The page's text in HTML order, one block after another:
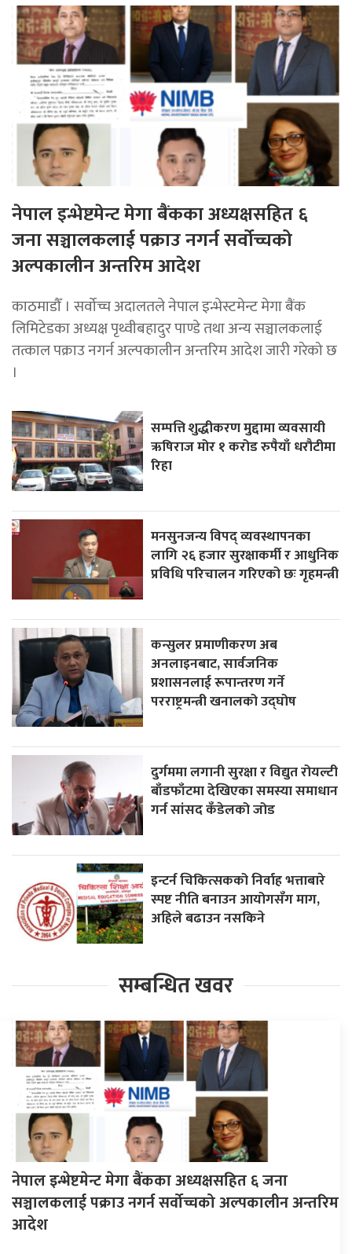
नेपाल इन्भेष्टमेन्ट मेगा बैंकका अध्यक्षसहित ६
जना सञ्चालकलाई पक्राउ नगर्न सर्वोच्चको
अल्पकालीन अन्तरिम आदेश
काठमाडौँ । सर्वोच्च अदालतले नेपाल इन्भेस्टमेन्ट मेगा बैंक
लिमिटेडका अध्यक्ष पृथ्वीबहादुर पाण्डे तथा अन्य सञ्चालकलाई
तत्काल पक्राउ नगर्न अल्पकालीन अन्तरिम आदेश जारी गरेको छ
।
सम्पत्ति शुद्धीकरण मुद्दामा व्यवसायी
ऋषिराज मोर १ करोड रुपैयाँ धरौटीमा
रिहा
मनसुनजन्य विपद् व्यवस्थापनका
लागि २६ हजार सुरक्षाकर्मी र आधुनिक
प्रविधि परिचालन गरिएको छः गृहमन्त्री
कन्सुलर प्रमाणीकरण अब
अनलाइनबाट, सार्वजनिक
प्रशासनलाई रूपान्तरण गर्ने
परराष्ट्रमन्त्री खनालको उद्घोष
दुर्गममा लगानी सुरक्षा र विद्युत रोयल्टी
बाँडफाँटमा देखिएका समस्या समाधान
गर्न सांसद कँडेलको जोड
इन्टर्न चिकित्सकको निर्वाह भत्ताबारे
स्पष्ट नीति बनाउन आयोगसँग माग,
अहिले बढाउन नसकिने
सम्बन्धित खवर
नेपाल इन्भेष्टमेन्ट मेगा बैंकका अध्यक्षसहित ६ जना
सञ्चालकलाई पक्राउ नगर्न सर्वोच्चको अल्पकालीन अन्तरिम
आदेश